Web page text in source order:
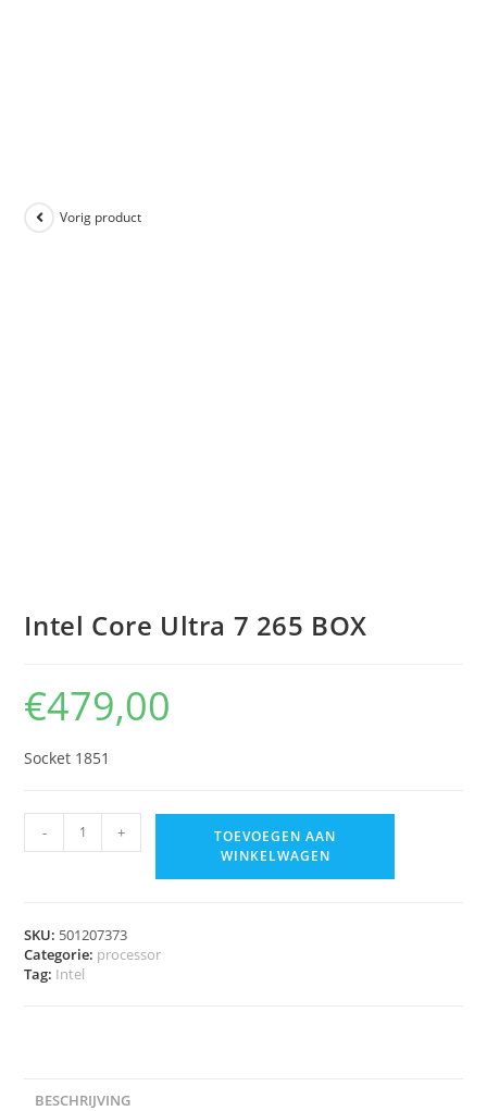
Vorig product
Intel Core Ultra 7 265 BOX
€479,00
Socket 1851
- +
TOEVOEGEN AAN
WINKELWAGEN
SKU: 501207373
Categorie: processor
Tag: Intel
BESCHRIJVING